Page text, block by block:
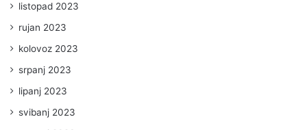
listopad 2023
rujan 2023
kolovoz 2023
srpanj 2023
lipanj 2023
svibanj 2023